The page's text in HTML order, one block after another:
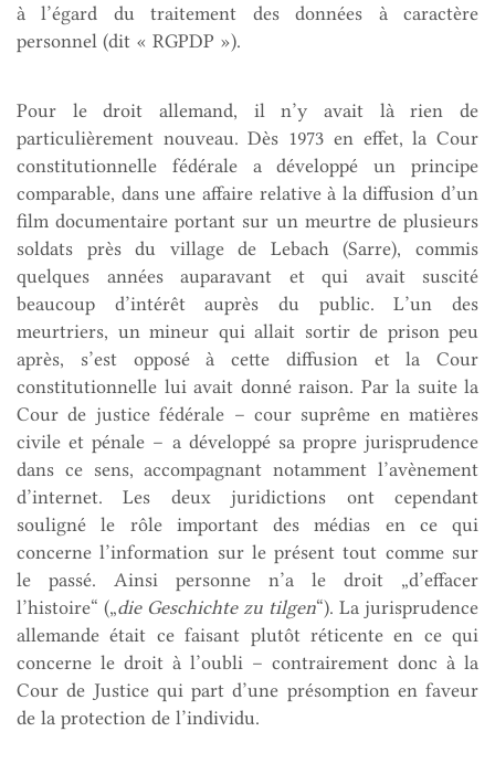
à l’égard du traitement des données à caractère
personnel (dit « RGPDP »).
Pour le droit allemand, il n’y avait là rien de
particulièrement nouveau. Dès 1973 en effet, la Cour
constitutionnelle fédérale a développé un principe
comparable, dans une affaire relative à la diffusion d’un
film documentaire portant sur un meurtre de plusieurs
soldats près du village de Lebach (Sarre), commis
quelques années auparavant et qui avait suscité
beaucoup d’intérêt auprès du public. L’un des
meurtriers, un mineur qui allait sortir de prison peu
après, s’est opposé à cette diffusion et la Cour
constitutionnelle lui avait donné raison. Par la suite la
Cour de justice fédérale – cour suprême en matières
civile et pénale – a développé sa propre jurisprudence
dans ce sens, accompagnant notamment l’avènement
d’internet. Les deux juridictions ont cependant
souligné le rôle important des médias en ce qui
concerne l’information sur le présent tout comme sur
le passé. Ainsi personne n’a le droit „d’effacer
l’histoire“ („die Geschichte zu tilgen“). La jurisprudence
allemande était ce faisant plutôt réticente en ce qui
concerne le droit à l’oubli – contrairement donc à la
Cour de Justice qui part d’une présomption en faveur
de la protection de l’individu.